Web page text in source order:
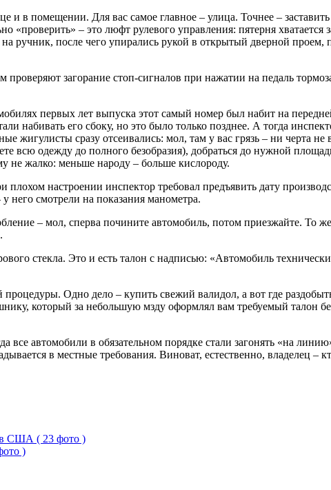
и в помещении. Для вас самое главное – улица. Точнее –
– это люфт рулевого управления: пятерня хватается
ручник, после чего упирались рукой в открытый дверной проем,
загорание стоп-сигналов при нажатии на педаль
первых лет выпуска этот самый номер был набит на
набивать его сбоку, но это было только позднее. А тогда
жигулисты сразу отсеивались: мол, там у вас грязь – ни черта
всю одежду до полного безобразия), добраться до нужной
не жалко: меньше народу – больше кислороду.
настроении инспектор требовал предъявить дату
него смотрели на показания манометра.
– мол, сперва почините автомобиль, потом приезжайте. То
стекла. Это и есть талон с надписью: «Автомобиль
Одно дело – купить свежий валидол, а вот где
который за небольшую мзду оформлял вам требуемый талон
автомобили в обязательном порядке стали загонять «на
в местные требования. Виноват, естественно, владелец
в США ( 23 фото )
)